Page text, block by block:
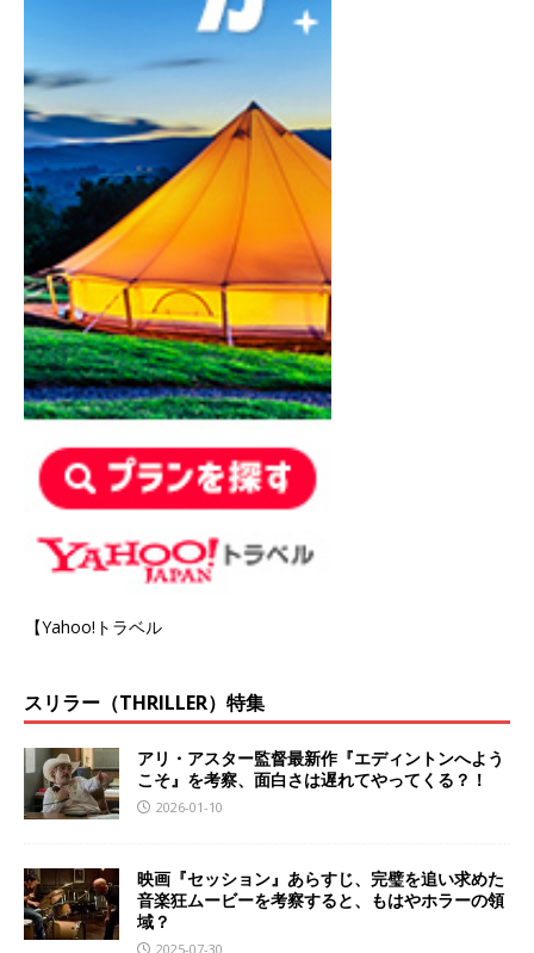
【Yahoo!トラベル
スリラー（THRILLER）特集
アリ・アスター監督最新作『エディントンへよう
こそ』を考察、面白さは遅れてやってくる？！
2026-01-10
映画『セッション』あらすじ、完璧を追い求めた
音楽狂ムービーを考察すると、もはやホラーの領
域？
2025-07-30